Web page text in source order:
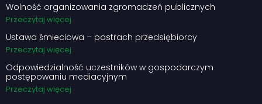
Wolność organizowania zgromadzeń publicznych
Przeczytaj więcej
Ustawa śmieciowa – postrach przedsiębiorcy
Przeczytaj więcej
Odpowiedzialność uczestników w gospodarczym
postępowaniu mediacyjnym
Przeczytaj więcej